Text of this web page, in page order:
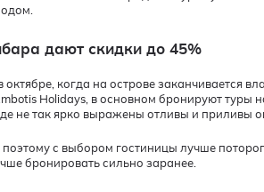
дают скидки до 45%
октябре, когда на острове заканчивается
Holidays, в основном бронируют туры
не так ярко выражены отливы и приливы
с выбором гостиницы лучше
бронировать сильно заранее.